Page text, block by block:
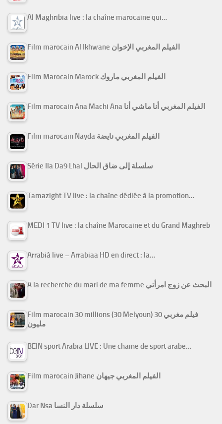
Al Maghribia live : la chaîne marocaine qui…
Film marocain Al Ikhwane الفيلم المغربي الإخوان
Film Marocain Marock الفيلم المغربي ماروك
Film marocain Ana Machi Ana الفيلم المغربي أنا ماشي أنا
Film marocain Nayda الفيلم المغربي نايضة
Série Ila Da9 Lhal سلسلة إلى ضاق الحال
Tamazight TV live : la chaîne dédiée à la promotion…
MEDI 1 TV live : la chaîne Marocaine et du Grand Maghreb
Arrabiâ live – Arrabiaa HD en direct : la…
A la recherche du mari de ma femme البحث عن زوج امرأتي
Film marocain 30 millions (30 Melyoun) فيلم مغربي 30
مليون
BEIN sport Arabia LIVE : Une chaine de sport arabe…
Film marocain Jihane الفيلم المغربي جيهان
Dar Nsa سلسلة دار النسا